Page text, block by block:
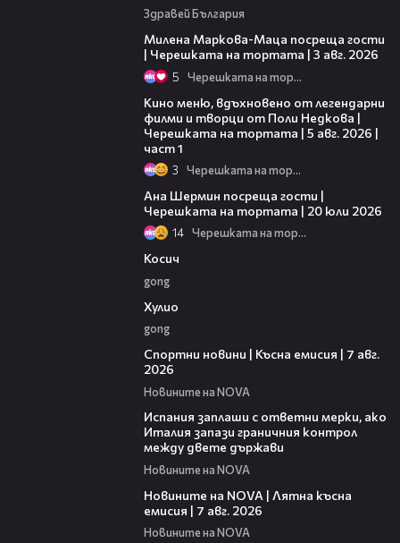
Здравей България
Милена Маркова-Маца посреща гости
| Черешката на тортата | 3 авг. 2026
5 Черешката на тортата
Кино меню, вдъхновено от легендарни
филми и творци от Поли Недкова |
Черешката на тортата | 5 авг. 2026 |
част 1
3 Черешката на тортата
Ана Шермин посреща гости |
Черешката на тортата | 20 юли 2026
14 Черешката на тортата
Косич
gong
Хулио
gong
Спортни новини | Късна емисия | 7 авг.
2026
Новините на NOVA
Испания заплаши с ответни мерки, ако
Италия запази граничния контрол
между двете държави
Новините на NOVA
Новините на NOVA | Лятна късна
емисия | 7 авг. 2026
Новините на NOVA